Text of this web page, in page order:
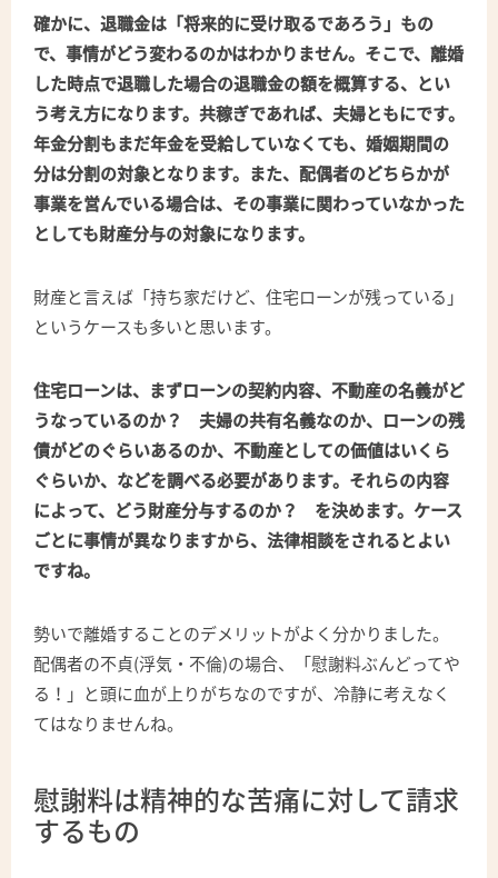
確かに、退職金は「将来的に受け取るであろう」もの
で、事情がどう変わるのかはわかりません。そこで、離婚
した時点で退職した場合の退職金の額を概算する、とい
う考え方になります。共稼ぎであれば、夫婦ともにです。
年金分割もまだ年金を受給していなくても、婚姻期間の
分は分割の対象となります。また、配偶者のどちらかが
事業を営んでいる場合は、その事業に関わっていなかった
としても財産分与の対象になります。
財産と言えば「持ち家だけど、住宅ローンが残っている」
というケースも多いと思います。
住宅ローンは、まずローンの契約内容、不動産の名義がど
うなっているのか？ 夫婦の共有名義なのか、ローンの残
債がどのぐらいあるのか、不動産としての価値はいくら
ぐらいか、などを調べる必要があります。それらの内容
によって、どう財産分与するのか？ を決めます。ケース
ごとに事情が異なりますから、法律相談をされるとよい
ですね。
勢いで離婚することのデメリットがよく分かりました。
配偶者の不貞(浮気・不倫)の場合、「慰謝料ぶんどってや
る！」と頭に血が上りがちなのですが、冷静に考えなく
てはなりませんね。
慰謝料は精神的な苦痛に対して請求
するもの